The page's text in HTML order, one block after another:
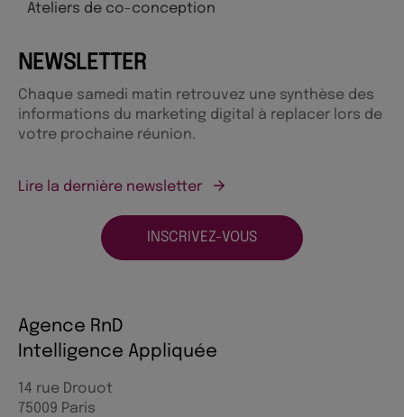
Ateliers de co-conception
NEWSLETTER
Chaque samedi matin retrouvez une synthèse des
informations du marketing digital à replacer lors de
votre prochaine réunion.
Lire la dernière newsletter
INSCRIVEZ-VOUS
Agence RnD
Intelligence Appliquée
14 rue Drouot
75009 Paris